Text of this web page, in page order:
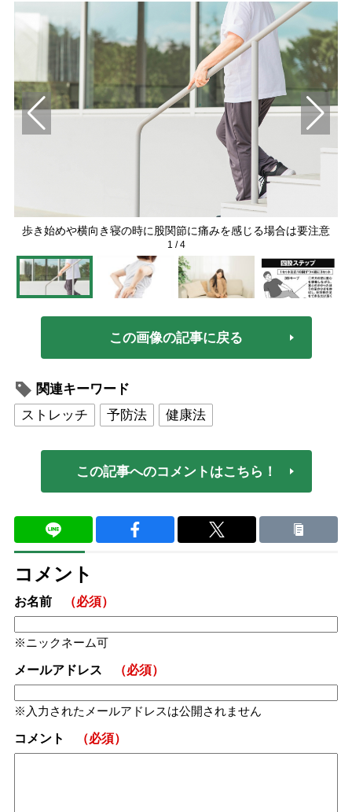
歩き始めや横向き寝の時に股関節に痛みを感じる場合は要注意
1 /4
この画像の記事に戻る
関連キーワード
ストレッチ
予防法 健康法
この記事へのコメントはこちら！
コメント
お名前 （必須）
ニックネーム可
メールアドレス （必須）
入力されたメールアドレスは公開されません
コメント （必須）